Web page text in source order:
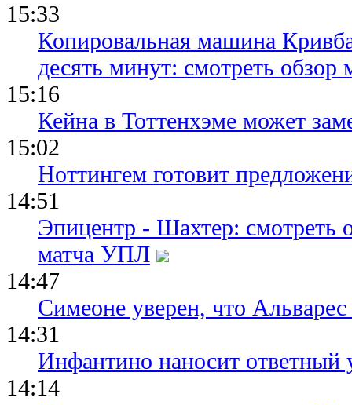
15:33
Копировальная машина
десять минут: смотреть обзор
15:16
Кейна в Тоттенхэме может
15:02
Ноттингем готовит
14:51
Эпицентр - Шахтер: смотреть
матча УПЛ
14:47
Симеоне уверен, что Альварес
14:31
Инфантино наносит ответный
14:14